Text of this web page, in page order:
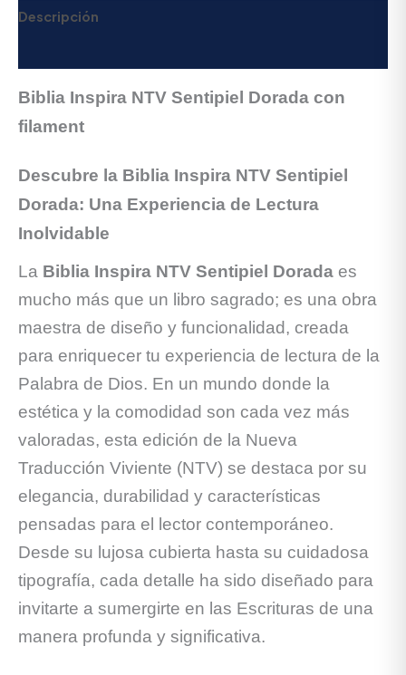
Descripción
Biblia Inspira NTV Sentipiel Dorada con
filament
Descubre la Biblia Inspira NTV Sentipiel
Dorada: Una Experiencia de Lectura
Inolvidable
La Biblia Inspira NTV Sentipiel Dorada es
mucho más que un libro sagrado; es una obra
maestra de diseño y funcionalidad, creada
para enriquecer tu experiencia de lectura de la
Palabra de Dios. En un mundo donde la
estética y la comodidad son cada vez más
valoradas, esta edición de la Nueva
Traducción Viviente (NTV) se destaca por su
elegancia, durabilidad y características
pensadas para el lector contemporáneo.
Desde su lujosa cubierta hasta su cuidadosa
tipografía, cada detalle ha sido diseñado para
invitarte a sumergirte en las Escrituras de una
manera profunda y significativa.